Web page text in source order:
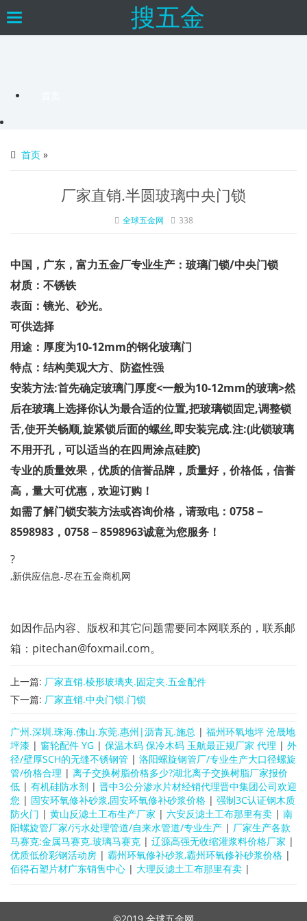
Toggle
搜五金
首页 »
厂家直销.半圆玻璃中央门锁
全球五金网 338
中国，广东，富力五金厂专业生产：玻璃门锁/中央门锁
材质：不锈铁
表面：镜光、砂光。
可供选择
用途：厚度为10-12mm的钢化玻璃门
特点：结构美观大方、防盗性强
安装方法:首先确定玻璃门厚度<一般为10-12mm的玻璃>然
后在玻璃上选择你认为最合适的位置,把玻璃锁固定,调整锁
舌,使开关畅顺,旋紧锁后面的螺丝,即安装完成.注:(此锁玻璃
不用开孔，可以适当的在四周涂点硅胶)
专业的质量效果，优质的信誉品牌，质量好，价格低，信誉
高，量大可优惠，欢迎订购！
如需了解门锁安装方法或咨询价格，请致电：0758－
8598983，0758－8598963诚意为您服务！
?
,新供应信息-尽在五金商机网
如因作品内容、版权和其它问题需要同本网联系的，联系邮
箱：pitechan@foxmail.com。
上一篇: 厂家直销.棱形玻璃夹.固定夹.五金配件
下一篇: 厂家直销.中央门锁.门锁
广州.深圳.珠海.佛山.东莞.惠州|沥青瓦.施总 | 福州环氧地坪 沧晟地
坪漆 | 窗轮配件 YG | 保温木码 保冷木码 玉航最正规厂家 代理 | 外
径/壁厚SCH的无缝不锈钢管 | 洛阳螺旋钢管厂/专业生产大口径螺旋
管/价格合理 | 离子交换树脂价格多少?湖北离子交换树脂厂家报价
低 | 有机硅防水剂 | 晋中3公分渗水片材经销代理晋中集团公司欢迎
您 | 固安环氧修补砂浆,固安环氧修补砂浆价格 | 强制3C认证钢木质
防火门 | 黄山反滤土工布生产厂家 | 六安反滤土工布那里有卖 | 南
阳螺旋管厂家/污水处理管道/自来水管道/专业生产 | 厂家生产各款
马赛克:金属马赛克.玻璃马赛克 | 辽源高强无收缩灌浆料价格厂家 |
优质低价彩钢活动房 | 霸州环氧修补砂浆,霸州环氧修补砂浆价格 |
佰得石塑片材广东销售中心 | 大理反滤土工布那里有卖 |